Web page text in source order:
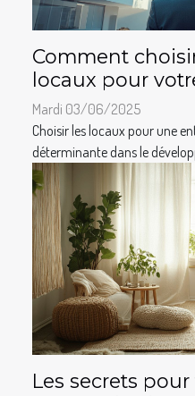
Comment
locaux pour
Mardi 03/06/2025
Choisir les locaux pour une
déterminante dans le
Les secrets